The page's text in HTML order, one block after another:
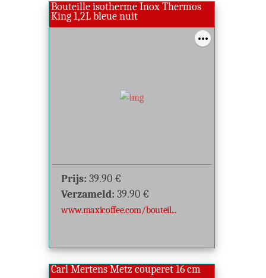
Bouteille isotherme Inox Thermos
King 1,2L bleue nuit
Prijs: 39.90 €
Verzameld: 39.90 €
www.maxicoffee.com/bouteil...
Carl Mertens Metz couperet 16 cm